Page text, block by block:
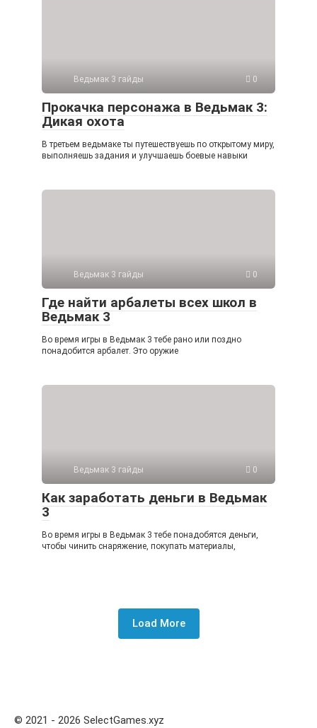
Ведьмак 3 гайды 0
Прокачка персонажа в Ведьмак 3:
Дикая охота
В третьем ведьмаке ты путешествуешь по открытому миру,
выполняешь задания и улучшаешь боевые навыки
Ведьмак 3 гайды 0
Где найти арбалеты всех школ в
Ведьмак 3
Во время игры в Ведьмак 3 тебе рано или поздно
понадобится арбалет. Это оружие
Ведьмак 3 гайды 0
Как заработать деньги в Ведьмак
3
Во время игры в Ведьмак 3 тебе понадобятся деньги,
чтобы чинить снаряжение, покупать материалы,
Load More
© 2021 - 2026 SelectGames.xyz